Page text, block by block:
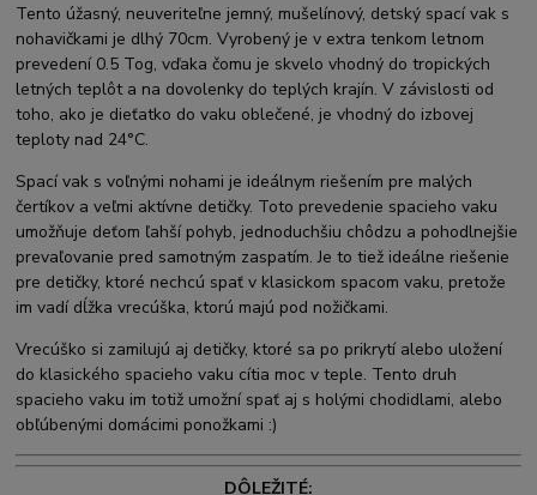
Tento úžasný, neuveriteľne jemný, mušelínový, detský spací vak s
nohavičkami je dlhý 70cm. Vyrobený je v extra tenkom letnom
prevedení 0.5 Tog, vďaka čomu je skvelo vhodný do tropických
letných teplôt a na dovolenky do teplých krajín. V závislosti od
toho, ako je dieťatko do vaku oblečené, je vhodný do izbovej
teploty nad 24°C.
Spací vak s voľnými nohami je ideálnym riešením pre malých
čertíkov a veľmi aktívne detičky. Toto prevedenie spacieho vaku
umožňuje deťom ľahší pohyb, jednoduchšiu chôdzu a pohodlnejšie
prevaľovanie pred samotným zaspatím. Je to tiež ideálne riešenie
pre detičky, ktoré nechcú spať v klasickom spacom vaku, pretože
im vadí dĺžka vrecúška, ktorú majú pod nožičkami.
Vrecúško si zamilujú aj detičky, ktoré sa po prikrytí alebo uložení
do klasického spacieho vaku cítia moc v teple. Tento druh
spacieho vaku im totiž umožní spať aj s holými chodidlami, alebo
obľúbenými domácimi ponožkami :)
DÔLEŽITÉ: